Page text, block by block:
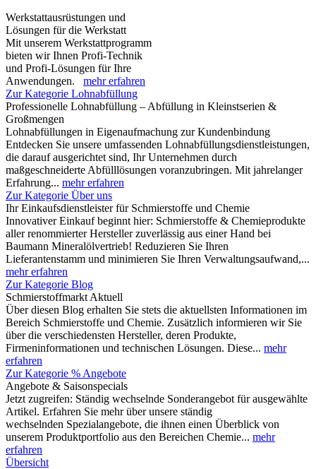
Werkstattausrüstungen und
Lösungen für die Werkstatt
Mit unserem Werkstattprogramm
bieten wir Ihnen Profi-Technik
und Profi-Lösungen für Ihre
Anwendungen. mehr erfahren
Zur Kategorie Lohnabfüllung
Professionelle Lohnabfüllung – Abfüllung in Kleinstserien &
Großmengen
Lohnabfüllungen in Eigenaufmachung zur Kundenbindung
Entdecken Sie unsere umfassenden Lohnabfüllungsdienstleistungen,
die darauf ausgerichtet sind, Ihr Unternehmen durch
maßgeschneiderte Abfülllösungen voranzubringen. Mit jahrelanger
Erfahrung... mehr erfahren
Zur Kategorie Über uns
Ihr Einkaufsdienstleister für Schmierstoffe und Chemie
Innovativer Einkauf beginnt hier: Schmierstoffe & Chemieprodukte
aller renommierter Hersteller zuverlässig aus einer Hand bei
Baumann Mineralölvertrieb! Reduzieren Sie Ihren
Lieferantenstamm und minimieren Sie Ihren Verwaltungsaufwand,...
mehr erfahren
Zur Kategorie Blog
Schmierstoffmarkt Aktuell
Über diesen Blog erhalten Sie stets die aktuellsten Informationen im
Bereich Schmierstoffe und Chemie. Zusätzlich informieren wir Sie
über die verschiedensten Hersteller, deren Produkte,
Firmeninformationen und technischen Lösungen. Diese... mehr
erfahren
Zur Kategorie % Angebote
Angebote & Saisonspecials
Jetzt zugreifen: Ständig wechselnde Sonderangebot für ausgewählte
Artikel. Erfahren Sie mehr über unsere ständig
wechselnden Spezialangebote, die ihnen einen Überblick von
unserem Produktportfolio aus den Bereichen Chemie... mehr
erfahren
Übersicht